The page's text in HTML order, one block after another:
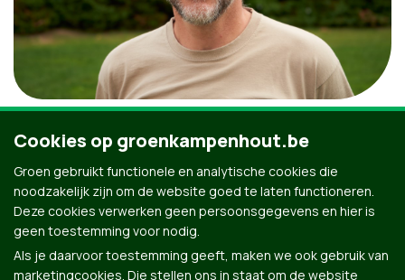
Johan Vandekeere
Fractie
Cookies op groenkampenhout.be
Groen gebruikt functionele en analytische cookies die
noodzakelijk zijn om de website goed te laten functioneren.
Deze cookies verwerken geen persoonsgegevens en hier is
geen toestemming voor nodig.
Als je daarvoor toestemming geeft, maken we ook gebruik van
marketingcookies. Die stellen ons in staat om de website